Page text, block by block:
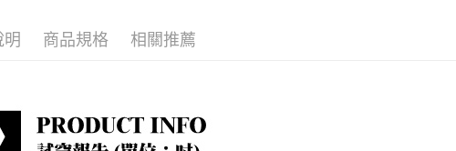
明 商品規格 相關推薦